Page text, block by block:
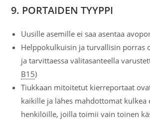
9. PORTAIDEN TYYPPI
Uusille asemille ei saa asentaa
Helppokulkuisin ja turvallisin porras
ja tarvittaessa välitasanteella
B15)
Tiukkaan mitoitetut kierreportaat
kaikille ja lähes mahdottomat kulkea
henkilöille, joilla toimii vain toinen